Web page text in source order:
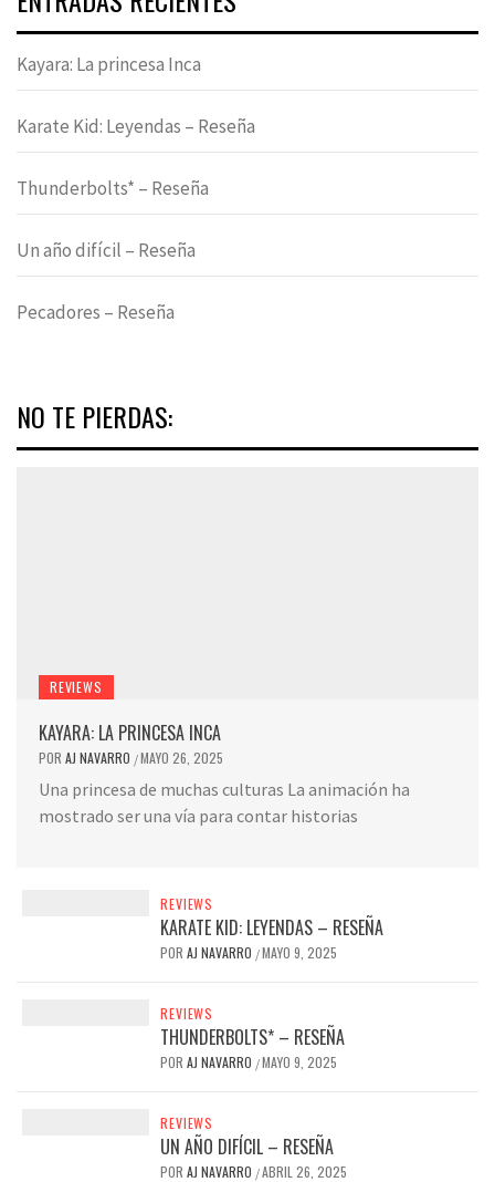
Kayara: La princesa Inca
Karate Kid: Leyendas – Reseña
Thunderbolts* – Reseña
Un año difícil – Reseña
Pecadores – Reseña
NO TE PIERDAS:
REVIEWS
KAYARA: LA PRINCESA INCA
POR AJ NAVARRO /MAYO 26, 2025
Una princesa de muchas culturas La animación ha
mostrado ser una vía para contar historias
REVIEWS
KARATE KID: LEYENDAS – RESEÑA
POR AJ NAVARRO /MAYO 9, 2025
REVIEWS
THUNDERBOLTS* – RESEÑA
POR AJ NAVARRO /MAYO 9, 2025
REVIEWS
UN AÑO DIFÍCIL – RESEÑA
POR AJ NAVARRO /ABRIL 26, 2025